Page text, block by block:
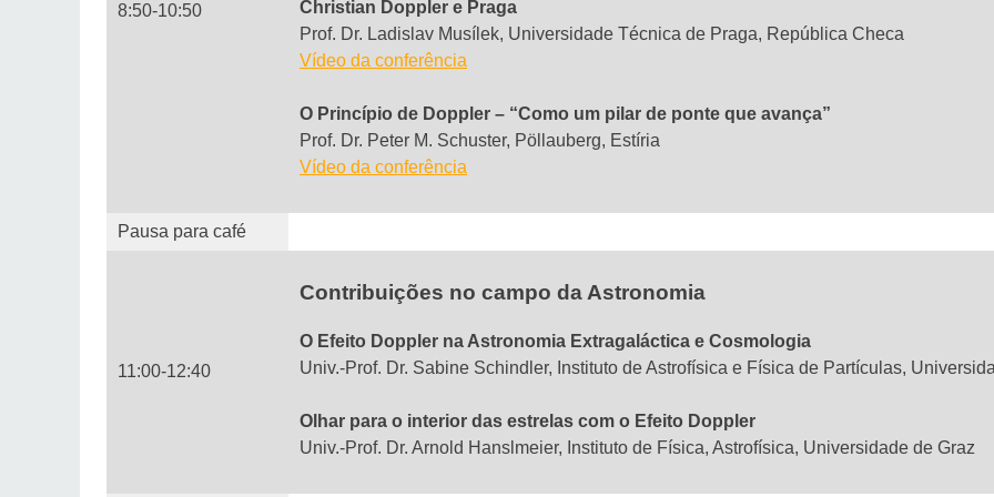
8:50-10:50
Christian Doppler e Praga
Prof. Dr. Ladislav Musílek, Universidade Técnica de Praga, República Checa
Vídeo da conferência
O Princípio de Doppler – “Como um pilar de ponte que avança”
Prof. Dr. Peter M. Schuster, Pöllauberg, Estíria
Vídeo da conferência
Pausa para café
11:00-12:40
Contribuições no campo da Astronomia
O Efeito Doppler na Astronomia Extragaláctica e Cosmologia
Univ.-Prof. Dr. Sabine Schindler, Instituto de Astrofísica e Física de Partículas,
Olhar para o interior das estrelas com o Efeito Doppler
Univ.-Prof. Dr. Arnold Hanslmeier, Instituto de Física, Astrofísica, Universidade de Graz